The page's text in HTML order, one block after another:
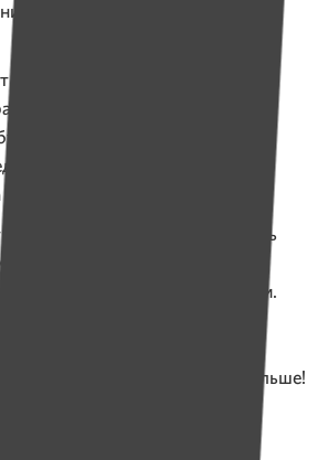
— заменяют маму, которая
деньги на годовую работу
18 нянь и младших сестер
транспортные расходы,
и расходные
—
разовый платеж или оформить
сумму от одного рубля —
списание с карточки.
подписчиков на сумму 760
Подписка поможет проекту
значит, помогать еще больше!